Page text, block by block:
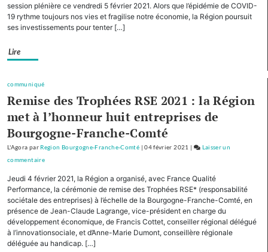
Régions,
la
Bourgogne-
d’investissement
pour
le
session plénière ce vendredi 5 février 2021. Alors que l’épidémie de COVID-
19 rythme toujours nos vies et fragilise notre économie, la Région poursuit
ses investissements pour tenter […]
Lire
communiqué
Remise des Trophées RSE 2021 : la Région
met à l’honneur huit entreprises de
Bourgogne-Franche-Comté
L'Agora par Region Bourgogne-Franche-Comté |04 février 2021 |
Laisser un
commentaireon
autres
Régions,
la
Bourgogne-
Franche-
Jeudi 4 février 2021, la Région a organisé, avec France Qualité
Performance, la cérémonie de remise des Trophées RSE* (responsabilité
sociétale des entreprises) à l’échelle de la Bourgogne-Franche-Comté, en
présence de Jean-Claude Lagrange, vice-président en charge du
développement économique, de Francis Cottet, conseiller régional délégué
à l’innovationsociale, et d’Anne-Marie Dumont, conseillère régionale
déléguée au handicap. […]